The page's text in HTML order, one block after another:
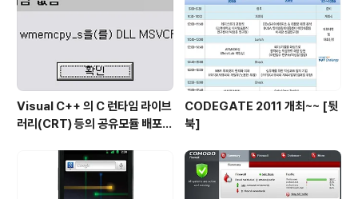
Visual C++ 의 C 런타임 라이브
러리(CRT) 등의 공유모듈 배포시
CODEGATE 2011 개최~~ [뒷
북]